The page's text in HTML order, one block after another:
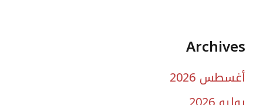
Archives
أغسطس 2026